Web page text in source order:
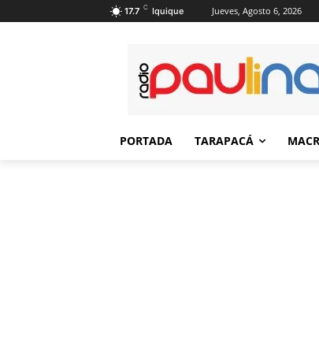
17.7 C Iquique Jueves, Agosto 6, 2026
PORTADA TARAPACÁ